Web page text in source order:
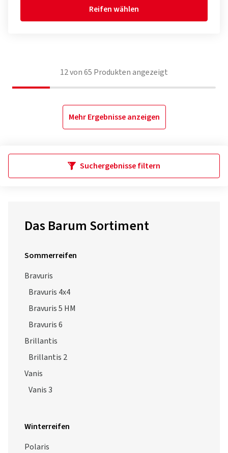
Reifen wählen
12von65 Produkten angezeigt
Mehr Ergebnisse anzeigen
Suchergebnisse filtern
Das Barum Sortiment
Sommerreifen
Bravuris
Bravuris 4x4
Bravuris 5 HM
Bravuris 6
Brillantis
Brillantis 2
Vanis
Vanis 3
Winterreifen
Polaris